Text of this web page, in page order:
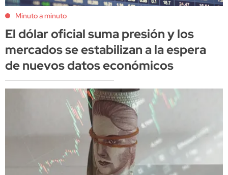
Minuto a minuto
El dólar oficial suma presión y los
mercados se estabilizan a la espera
de nuevos datos económicos